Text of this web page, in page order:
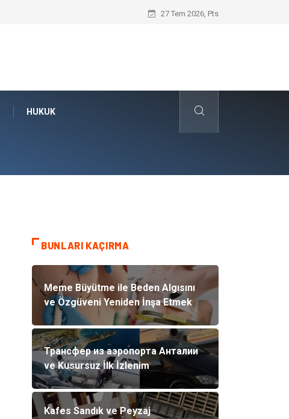
Hayır Deme Sanatı Nedir?
27 Tem 2026, Pts
HUKUK
BUNLARI KAÇIRMA
Meme Büyütme ile Beden Algısını
ve Özgüveni Yeniden İnşa Etmek
Трансфер из аэропорта Анталии
ve Kusursuz İlk İzlenim
Kafes Sandık ve Peyzaj